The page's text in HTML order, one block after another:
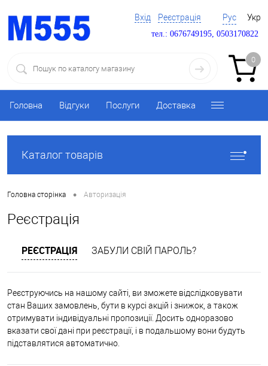
Вхід Реєстрація Рус Укр
тел.: 0676749195, 0503170822
0
Головна Відгуки Послуги Доставка
Каталог товарів
Головна сторінка • Авторизація
Реєстрація
РЕЄСТРАЦІЯ ЗАБУЛИ СВІЙ ПАРОЛЬ?
Реєструючись на нашому сайті, ви зможете відслідковувати
стан Ваших замовлень, бути в курсі акцій і знижок, а також
отримувати індивідуальні пропозиції. Досить одноразово
вказати свої дані при реєстрації, і в подальшому вони будуть
підставлятися автоматично.